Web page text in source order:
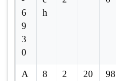
6
9
3
0
h
A
8
2
20
98